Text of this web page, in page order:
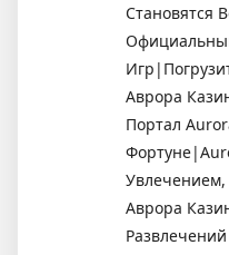
Становятся
Аврора
Портал
Аврора